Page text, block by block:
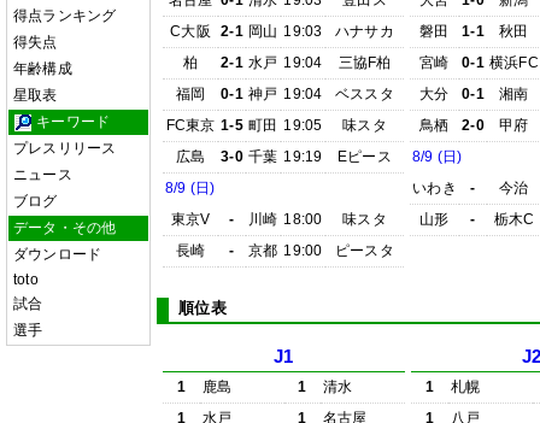
得点ランキング
得失点
年齢構成
星取表
キーワード
プレスリリース
ニュース
ブログ
データ・その他
ダウンロード
toto
試合
選手
C大阪
2-1 岡山 19:03
ハナサカ
柏
2-1 水戸 19:04
三協F柏
福岡
0-1 神戸 19:04
ベススタ
FC東京 1-5 町田 19:05
味スタ
広島
3-0 千葉 19:19
Eピース
8/9 (日)
東京V
- 川崎 18:00
味スタ
長崎
- 京都 19:00 ピースタ
磐田
1-1
秋田
宮崎
0-1 横浜FC
大分
0-1
湘南
鳥栖
2-0
甲府
8/9 (日)
いわき
-
今治
山形
- 栃木C
順位表
J1
1 鹿島 1
清水
1
水戸 1
名古屋
1
札幌
1
八戸